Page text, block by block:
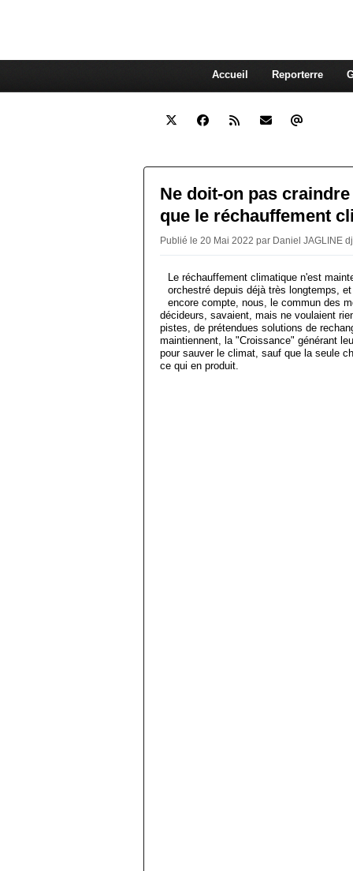
Accueil Reporterre
Ne doit-on pas
que le réchauffement
Publié le 20 Mai 2022 par Daniel JAGLINE
Le réchauffement climatique n'est
orchestré depuis déjà très longtemps,
encore compte, nous, le commun des
décideurs, savaient, mais ne voulaient
pistes, de prétendues solutions de
maintiennent, la "Croissance" générant
pour sauver le climat, sauf que la seule
ce qui en produit.